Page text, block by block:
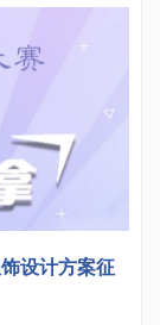
设计方案征